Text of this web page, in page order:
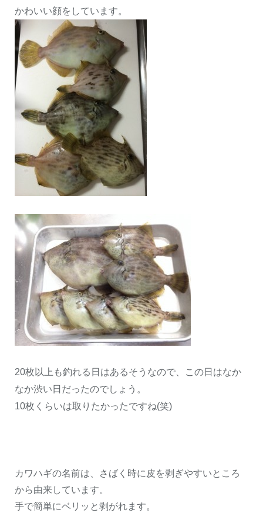
かわいい顔をしています。
20枚以上も釣れる日はあるそうなので、この日はなか
なか渋い日だったのでしょう。
10枚くらいは取りたかったですね(笑)
カワハギの名前は、さばく時に皮を剥ぎやすいところ
から由来しています。
手で簡単にベリッと剥がれます。